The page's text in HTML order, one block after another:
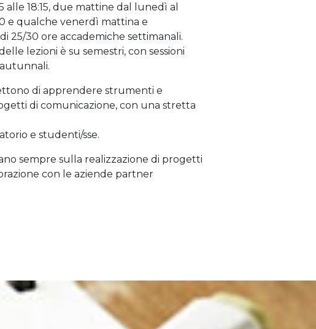
alle 18:15, due mattine dal lunedì al
e qualche venerdì mattina e
25/30 ore accademiche settimanali.
lezioni è su semestri, con sessioni
autunnali.
di apprendere strumenti e
di comunicazione, con una stretta
e studenti/sse.
sempre sulla realizzazione di progetti
con le aziende partner